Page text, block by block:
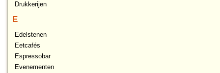
Drukkerijen
E
Edelstenen
Eetcafés
Espressobar
Evenementen